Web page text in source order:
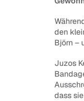
den
Björn –
Juzos
dass